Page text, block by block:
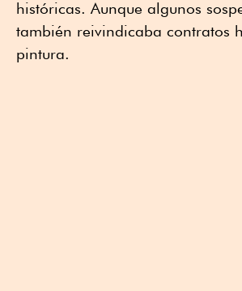
históricas. Aunque algunos
también reivindicaba contratos
pintura.